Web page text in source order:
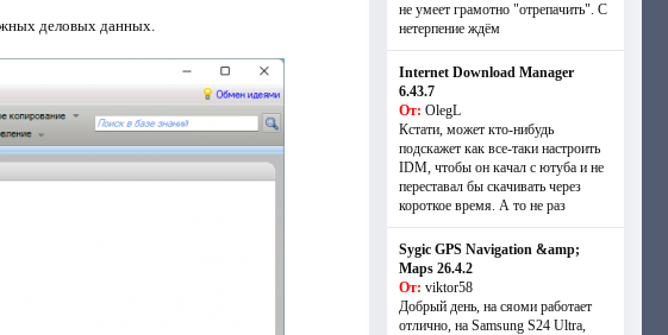
деловых данных.
не умеет грамотно "отрепачить". С
нетерпение ждём
Internet Download Manager
6.43.7
От: OlegL
Кстати, может кто-нибудь
подскажет как все-таки настроить
IDM, чтобы он качал с ютуба и не
переставал бы скачивать через
короткое время. А то не раз
Sygic GPS Navigation &amp;
Maps 26.4.2
От: viktor58
Добрый день, на сяоми работает
отлично, на Samsung S24 Ultra,